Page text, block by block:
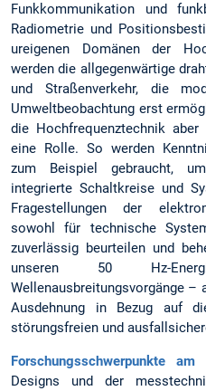
Funkkommunikation und
Radiometrie und
ureigenen Domänen der
werden die allgegenwärtige
und Straßenverkehr, die
Umweltbeobachtung erst
die Hochfrequenztechnik
eine Rolle. So werden
zum Beispiel gebraucht,
integrierte Schaltkreise und
Fragestellungen der
sowohl für technische
zuverlässig beurteilen und
unseren 50 Hz-
Wellenausbreitungsvorgänge –
Ausdehnung in Bezug auf
störungsfreien und
Forschungsschwerpunkte am
Designs und der